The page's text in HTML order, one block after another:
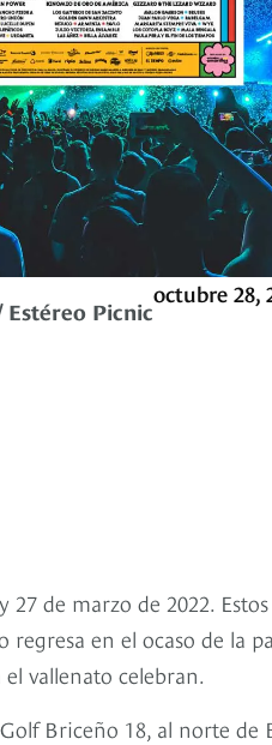
Estéreo Picnic
octubre 28,
27 de marzo de 2022.
regresa en el ocaso de la
vallenato celebran.
Briceño 18, al norte